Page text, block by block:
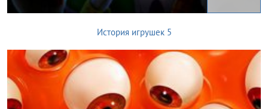
История игрушек 5